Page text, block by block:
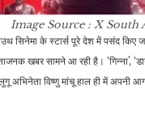
Image Source : XSouth
सिनेमा के स्टार्स पूरे देश में पसंद किए
खबर सामने आ रही है। ‘गिन्ना’,
अभिनेता विष्णु मांचू हाल ही में अपनी